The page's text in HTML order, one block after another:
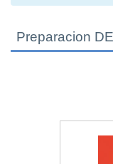
Preparacion